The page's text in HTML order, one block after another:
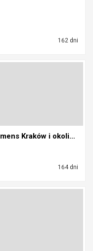
162 dni
Naprawa ekspresów do kawy Siemens Kraków i okolice...
164 dni